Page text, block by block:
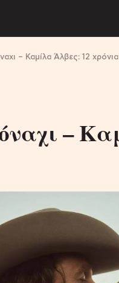
– Καμίλα Άλβες: 12 χρόνια
–